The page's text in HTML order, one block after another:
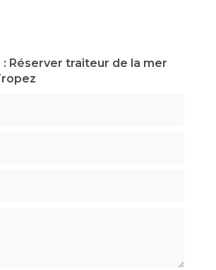
Réserver traiteur de la mer